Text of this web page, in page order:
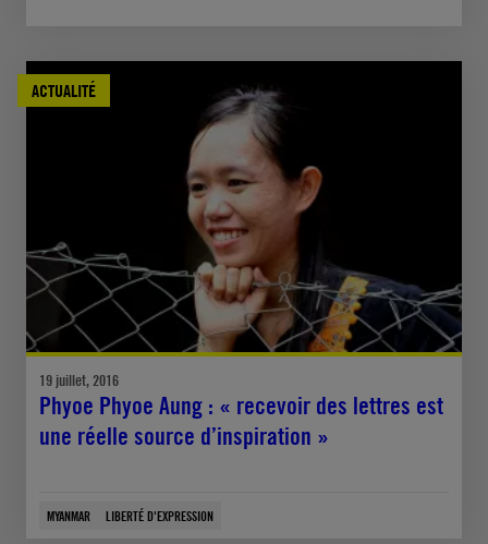
ACTUALITÉ
19 juillet, 2016
Phyoe Phyoe Aung : « recevoir des lettres est
une réelle source d’inspiration »
MYANMAR LIBERTÉ D'EXPRESSION